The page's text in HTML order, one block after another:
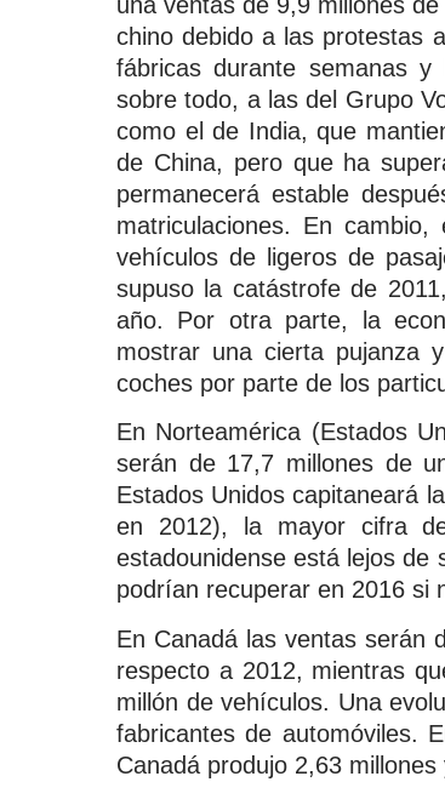
chino debido a las protestas
fábricas durante semanas
sobre todo, a las del Grupo
como el de India, que
de China, pero que ha
permanecerá estable
matriculaciones. En
vehículos de ligeros de
supuso la catástrofe de
año. Por otra parte, la
mostrar una cierta pujanza
coches por parte de los
En Norteamérica (Estados
serán de 17,7 millones de
Estados Unidos capitaneará
en 2012), la mayor cifra
estadounidense está lejos de
podrían recuperar en 2016 si
En Canadá las ventas serán
respecto a 2012, mientras
millón de vehículos. Una
fabricantes de automóviles.
Canadá produjo 2,63